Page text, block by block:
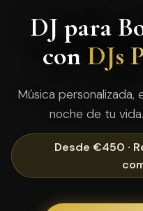
DJ para
con DJs
Música
noche de tu
Desde €450 ·